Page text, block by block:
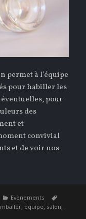
permet à l’équipe
pour habiller les
pour
des
et
convivial
et de voir nos
Catégories
Evènements
, equipe, salon,